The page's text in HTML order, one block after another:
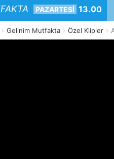
PAZARTESİ 13.00
Gelinim Mutfakta Özel Klipler